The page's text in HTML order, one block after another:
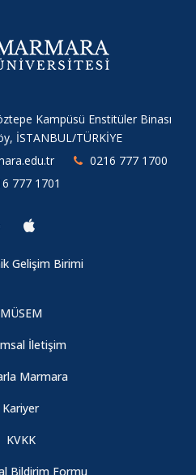
Kampüsü Enstitüler Binası
İSTANBUL/TÜRKİYE
0216 777 1700
777 1701
Gelişim Birimi
MÜSEM
İletişim
Marmara
Kariyer
KVKK
Bildirim Formu